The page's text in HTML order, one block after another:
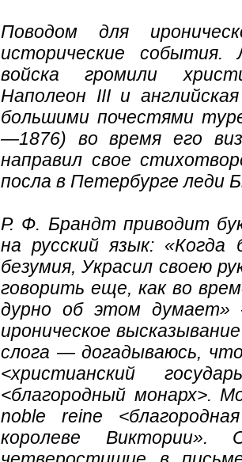
Поводом для
исторические
войска громили
Наполеон III и
большими почестями
—1876) во время его
направил свое
посла в Петербурге леди
Р. Ф. Брандт приводит
на русский язык: «Когда
безумия, Украсил своею
говорить еще, как во
дурно об этом
ироническое
слога — догадываюсь,
<христианский
<благородный монарх>.
noble reine
королеве